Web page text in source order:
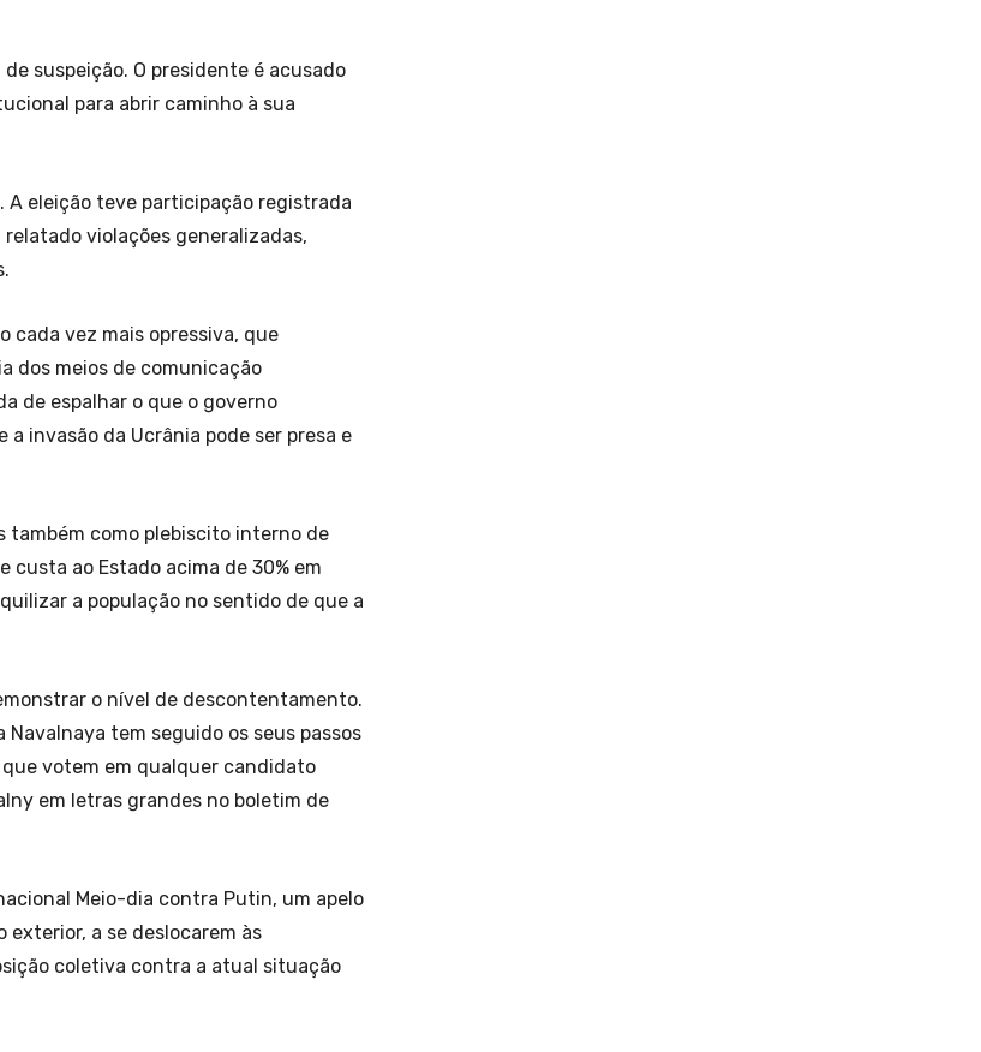
suspeição. O presidente é acusado
para abrir caminho à sua
A eleição teve participação registrada
violações generalizadas,
cada vez mais opressiva, que
dos meios de comunicação
de espalhar o que o governo
invasão da Ucrânia pode ser presa e
também como plebiscito interno de
custa ao Estado acima de 30% em
a população no sentido de que a
o nível de descontentamento.
tem seguido os seus passos
votem em qualquer candidato
em letras grandes no boletim de
Meio-dia contra Putin, um apelo
exterior, a se deslocarem às
coletiva contra a atual situação